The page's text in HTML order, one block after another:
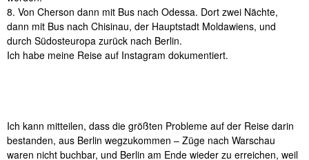
8. Von Cherson dann mit Bus nach Odessa. Dort zwei Nächte,
dann mit Bus nach Chisinau, der Hauptstadt Moldawiens, und
durch Südosteuropa zurück nach Berlin.
Ich habe meine Reise auf Instagram dokumentiert.
Ich kann mitteilen, dass die größten Probleme auf der Reise darin
bestanden, aus Berlin wegzukommen – Züge nach Warschau
waren nicht buchbar, und Berlin am Ende wieder zu erreichen, weil